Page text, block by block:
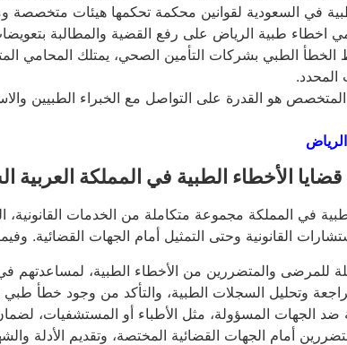
في السعودية لقوانين محكمة تحكمها هيئات متخصصة
اخطاء طبية الرياض على رفع القضية والمطالبة
الخطأ الطبي بشركات التأمين الصحي، يمتلك المحامي
المحدد.
هو القدرة على التواصل مع الخبراء الطبيين
الأخطاء الطبية في المملكة العربية
في المملكة مجموعة متكاملة من الخدمات
القانونية وحتى التمثيل أمام الجهات القضائية.
للمرضى والمتضررين من الأخطاء الطبية، لمساعدتهم في
وتحليل السجلات الطبية، والتأكد من وجود خطأ طبي
ضد الجهات المسؤولة، مثل الأطباء أو المستشفيات،
أمام الجهات القضائية المختصة، وتقديم الأدلة